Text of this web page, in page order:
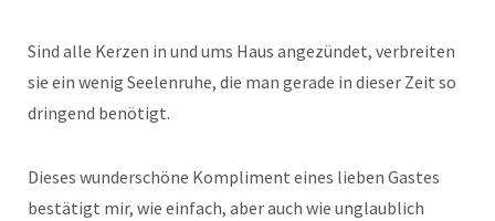
Sind alle Kerzen in und ums Haus angezündet, verbreiten
sie ein wenig Seelenruhe, die man gerade in dieser Zeit so
dringend benötigt.
Dieses wunderschöne Kompliment eines lieben Gastes
bestätigt mir, wie einfach, aber auch wie unglaublich